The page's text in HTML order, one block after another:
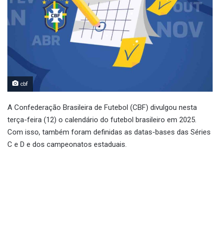
cbf
A Confederação Brasileira de Futebol (CBF) divulgou nesta
terça-feira (12) o calendário do futebol brasileiro em 2025.
Com isso, também foram definidas as datas-bases das Séries
C e D e dos campeonatos estaduais.